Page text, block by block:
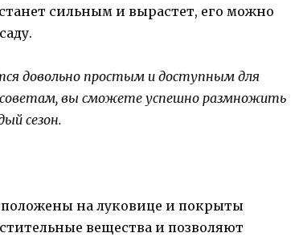
станет сильным и вырастет, его можно
довольно простым и доступным для
советам, вы сможете успешно размножить
сезон.
на луковице и покрыты
вещества и позволяют